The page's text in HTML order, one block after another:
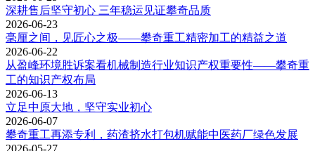
深耕售后坚守初心 三年稳运见证攀奇品质
2026-06-23
毫厘之间，见匠心之极——攀奇重工精密加工的精益之道
2026-06-22
从盈峰环境胜诉案看机械制造行业知识产权重要性——攀奇重
工的知识产权布局
2026-06-13
立足中原大地，坚守实业初心
2026-06-07
攀奇重工再添专利，药渣挤水打包机赋能中医药厂绿色发展
2026-05-27